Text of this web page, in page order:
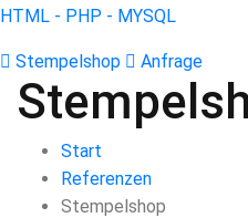
HTML - PHP - MYSQL
Stempelshop Anfrage
Start
Referenzen
Stempelshop